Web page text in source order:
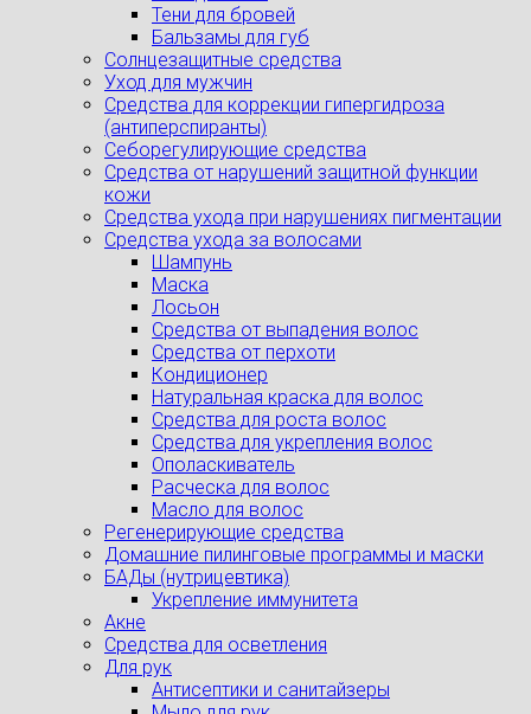
Тени для бровей
Бальзамы для губ
Солнцезащитные средства
Уход для мужчин
Средства для коррекции гипергидроза
(антиперспиранты)
Себорегулирующие средства
Средства от нарушений защитной функции
кожи
Средства ухода при нарушениях пигментации
Средства ухода за волосами
Шампунь
Маска
Лосьон
Средства от выпадения волос
Средства от перхоти
Кондиционер
Натуральная краска для волос
Средства для роста волос
Средства для укрепления волос
Ополаскиватель
Расческа для волос
Масло для волос
Регенерирующие средства
Домашние пилинговые программы и маски
БАДы (нутрицевтика)
Укрепление иммунитета
Акне
Средства для осветления
Для рук
Антисептики и санитайзеры